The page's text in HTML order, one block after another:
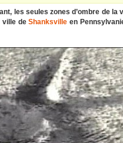
les seules zones d’ombre de la
ville deShanksville en